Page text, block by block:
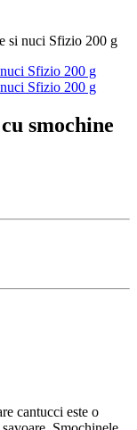
si nuci Sfizio 200 g
smochine
cantucci este o